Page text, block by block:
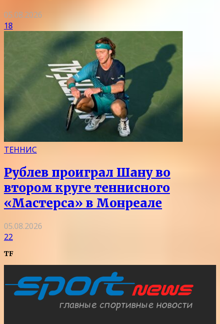
05.08.2026
18
ТЕННИС
Рублев проиграл Шану во
втором круге теннисного
«Мастерса» в Монреале
05.08.2026
22
TF